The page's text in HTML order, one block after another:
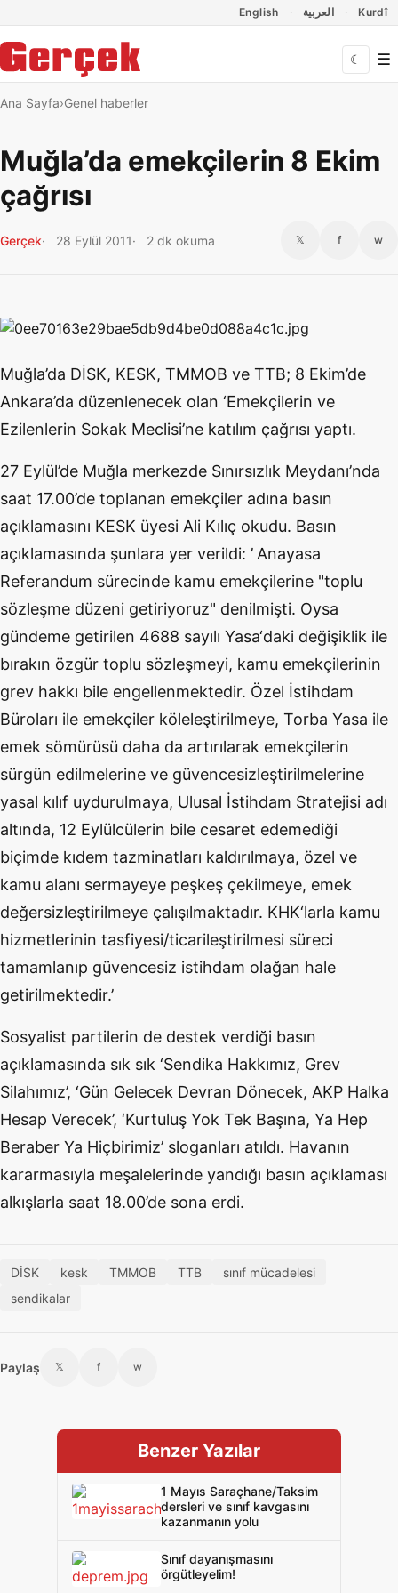
English العربية Kurdî
☾ ☰
Ana Sayfa Genel haberler
Muğla’da emekçilerin 8 Ekim
çağrısı
Gerçek 28 Eylül 2011 2 dk okuma 𝕏 f w
Muğla’da DİSK, KESK, TMMOB ve TTB; 8 Ekim’de
Ankara’da düzenlenecek olan ‘Emekçilerin ve
Ezilenlerin Sokak Meclisi’ne katılım çağrısı yaptı.
27 Eylül’de Muğla merkezde Sınırsızlık Meydanı’nda
saat 17.00’de toplanan emekçiler adına basın
açıklamasını KESK üyesi Ali Kılıç okudu. Basın
açıklamasında şunlara yer verildi: ’ Anayasa
Referandum sürecinde kamu emekçilerine "toplu
sözleşme düzeni getiriyoruz" denilmişti. Oysa
gündeme getirilen 4688 sayılı Yasa‘daki değişiklik ile
bırakın özgür toplu sözleşmeyi, kamu emekçilerinin
grev hakkı bile engellenmektedir. Özel İstihdam
Büroları ile emekçiler köleleştirilmeye, Torba Yasa ile
emek sömürüsü daha da artırılarak emekçilerin
sürgün edilmelerine ve güvencesizleştirilmelerine
yasal kılıf uydurulmaya, Ulusal İstihdam Stratejisi adı
altında, 12 Eylülcülerin bile cesaret edemediği
biçimde kıdem tazminatları kaldırılmaya, özel ve
kamu alanı sermayeye peşkeş çekilmeye, emek
değersizleştirilmeye çalışılmaktadır. KHK‘larla kamu
hizmetlerinin tasfiyesi/ticarileştirilmesi süreci
tamamlanıp güvencesiz istihdam olağan hale
getirilmektedir.’
Sosyalist partilerin de destek verdiği basın
açıklamasında sık sık ‘Sendika Hakkımız, Grev
Silahımız’, ‘Gün Gelecek Devran Dönecek, AKP Halka
Hesap Verecek’, ‘Kurtuluş Yok Tek Başına, Ya Hep
Beraber Ya Hiçbirimiz’ sloganları atıldı. Havanın
kararmasıyla meşalelerinde yandığı basın açıklaması
alkışlarla saat 18.00’de sona erdi.
DİSK kesk TMMOB TTB
sınıf mücadelesi
sendikalar
Paylaş 𝕏 f w
Benzer Yazılar
1 Mayıs Saraçhane/Taksim
dersleri ve sınıf kavgasını
kazanmanın yolu
Sınıf dayanışmasını
örgütleyelim!